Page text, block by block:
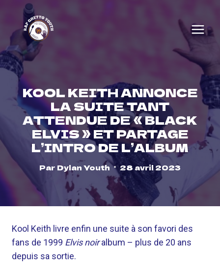
content
KOOL KEITH ANNONCE
LA SUITE TANT
ATTENDUE DE « BLACK
ELVIS » ET PARTAGE
L’INTRO DE L’ALBUM
Par Dylan Youth 28 avril 2023
Kool Keith livre enfin une suite à son favori des
fans de 1999 Elvis noiralbum – plus de 20 ans
depuis sa sortie.